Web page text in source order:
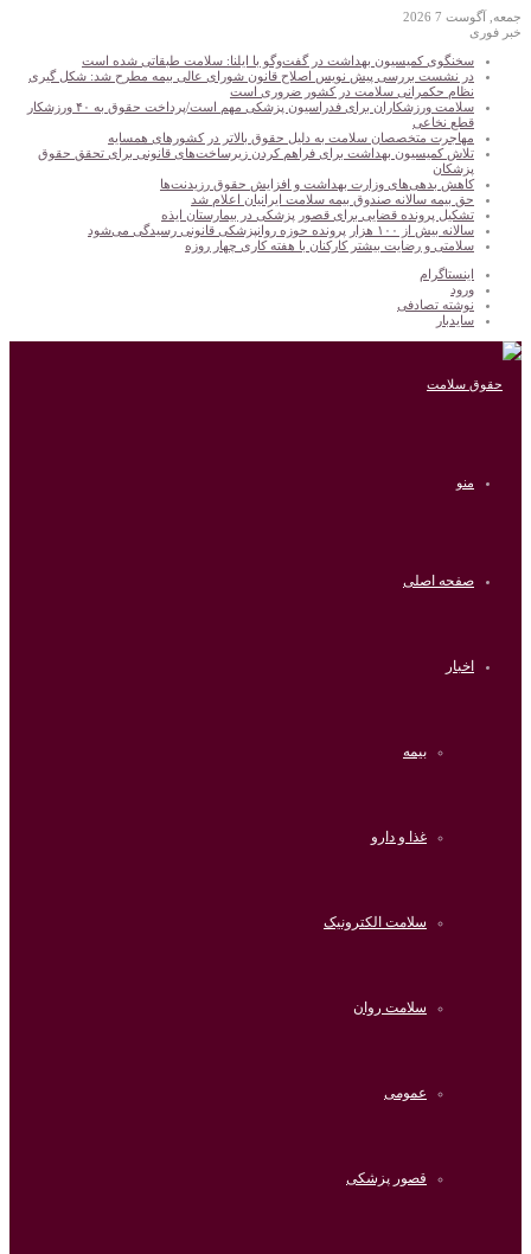
جمعه, آگوست 7 2026
خبر فوری
سخنگوی کمیسیون بهداشت در گفت‌و‌گو با ایلنا: سلامت طبقاتی شده است
در نشست بررسی پیش نویس اصلاح قانون شورای عالی بیمه مطرح شد: شکل گیری
نظام حکمرانی سلامت در کشور ضروری است
سلامت ورزشکاران برای فدراسیون پزشکی مهم است/پرداخت حقوق به ۴۰ ورزشکار
قطع نخاعی
مهاجرت متخصصان سلامت به دلیل حقوق بالاتر در کشورهای همسایه
تلاش کمیسیون بهداشت برای فراهم کردن زیرساخت‌های قانونی برای تحقق حقوق
پزشکان
کاهش بدهی‌های وزارت بهداشت و افزایش حقوق رزیدنت‌ها
حق بیمه سالانه صندوق بیمه سلامت ایرانیان اعلام شد
تشکیل پرونده قضایی برای قصور پزشکی در بیمارستان ایذه
سالانه بیش از ۱۰۰ هزار پرونده حوزه روانپزشکی قانونی رسیدگی می‌شود
سلامتی و رضایت بیشتر کارکنان با هفته کاری چهار روزه
اینستاگرام
ورود
نوشته تصادفی
سایدبار
منو
صفحه اصلی
اخبار
بیمه
غذا و دارو
سلامت الکترونیک
سلامت روان
عمومی
قصور پزشکی